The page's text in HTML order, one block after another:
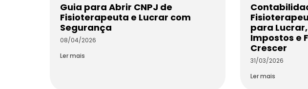
Guia para Abrir CNPJ de
Fisioterapeuta e Lucrar com
Segurança
08/04/2026
Ler mais
para
Impostos e
Crescer
31/03/2026
Ler mais